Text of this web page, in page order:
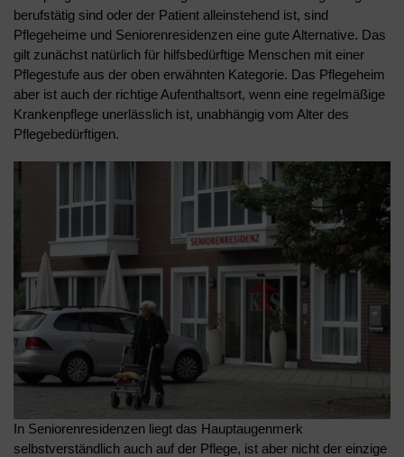
berufstätig sind oder der Patient alleinstehend ist, sind
Pflegeheime und Seniorenresidenzen eine gute Alternative. Das
gilt zunächst natürlich für hilfsbedürftige Menschen mit einer
Pflegestufe aus der oben erwähnten Kategorie. Das Pflegeheim
aber ist auch der richtige Aufenthaltsort, wenn eine regelmäßige
Krankenpflege unerlässlich ist, unabhängig vom Alter des
Pflegebedürftigen.
In Seniorenresidenzen liegt das Hauptaugenmerk
selbstverständlich auch auf der Pflege, ist aber nicht der einzige